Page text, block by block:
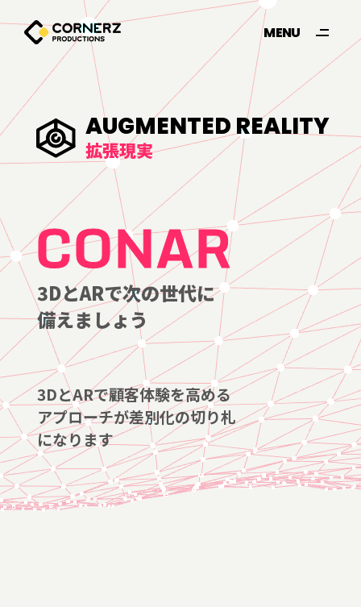
MENU
AUGMENTEDREALITY
拡張現実
3DとARで次の世代に
備えましょう
3DとARで顧客体験を高める
アプローチが差別化の切り札
になります
CONAR